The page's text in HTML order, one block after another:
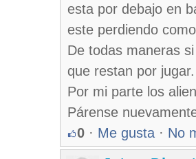
esta por debajo en
este perdiendo
De todas maneras
que restan por jugar.
Por mi parte los
Párense
0 · Me gusta · No